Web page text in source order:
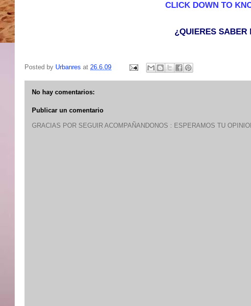
CLICK DOWN TO
¿QUIERES SABER
Posted by Urbanres at 26.6.09
No hay comentarios:
Publicar un comentario
GRACIAS POR SEGUIR ACOMPAÑANDONOS : ESPERAMOS TU